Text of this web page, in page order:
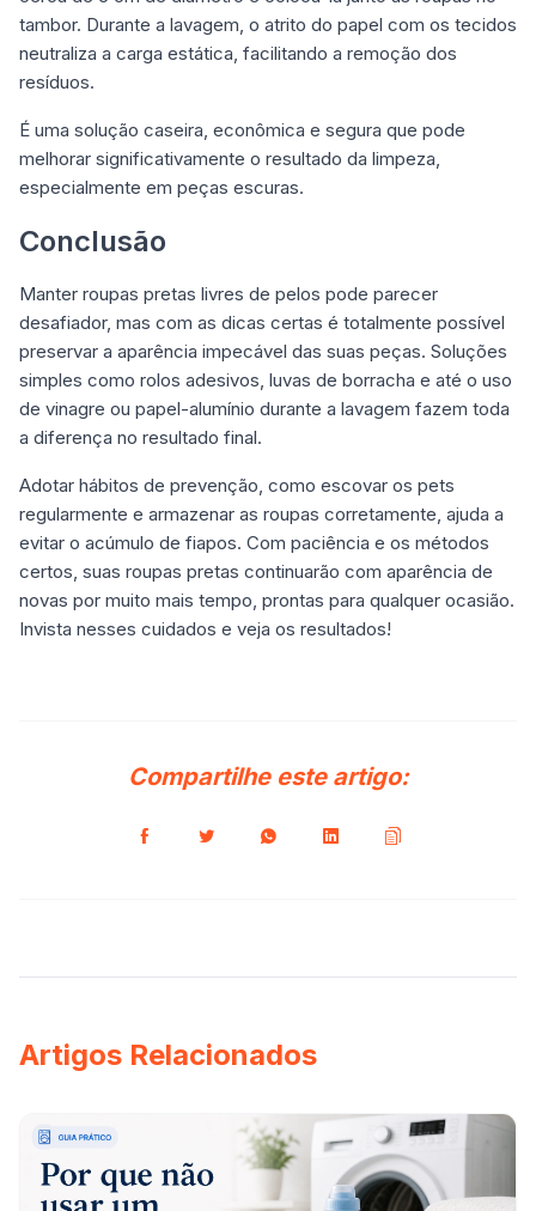
tambor. Durante a lavagem, o atrito do papel com os tecidos
neutraliza a carga estática, facilitando a remoção dos
resíduos.
É uma solução caseira, econômica e segura que pode
melhorar significativamente o resultado da limpeza,
especialmente em peças escuras.
Conclusão
Manter roupas pretas livres de pelos pode parecer
desafiador, mas com as dicas certas é totalmente possível
preservar a aparência impecável das suas peças. Soluções
simples como rolos adesivos, luvas de borracha e até o uso
de vinagre ou papel-alumínio durante a lavagem fazem toda
a diferença no resultado final.
Adotar hábitos de prevenção, como escovar os pets
regularmente e armazenar as roupas corretamente, ajuda a
evitar o acúmulo de fiapos. Com paciência e os métodos
certos, suas roupas pretas continuarão com aparência de
novas por muito mais tempo, prontas para qualquer ocasião.
Invista nesses cuidados e veja os resultados!
Compartilhe este artigo:
Artigos Relacionados